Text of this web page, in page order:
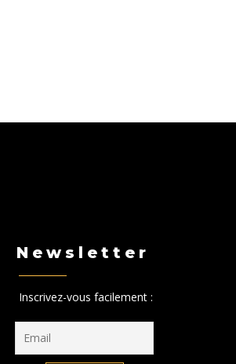
Newsletter
Inscrivez-vous facilement :